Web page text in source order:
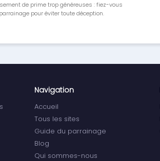
de prime trop généreuses : fiez-vous
pour éviter toute déception.
Navigation
Accueil
Tous les sites
Guide du parrainage
Blog
Qui sommes-nous